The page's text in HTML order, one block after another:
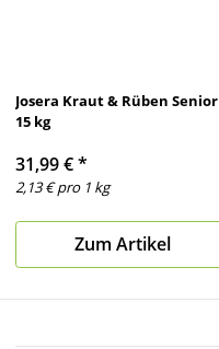
Josera Kraut & Rüben Senior
15 kg
31,99 €*
2,13 € pro 1 kg
Zum Artikel